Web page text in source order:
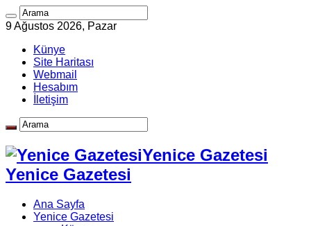
9 Ağustos 2026, Pazar
Künye
Site Haritası
Webmail
Hesabım
İletişim
Yenice Gazetesi
Yenice Gazetesi
Ana Sayfa
Yenice Gazetesi